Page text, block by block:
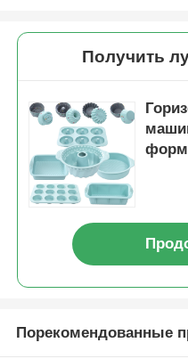
Получить
форм
Порекомендованные